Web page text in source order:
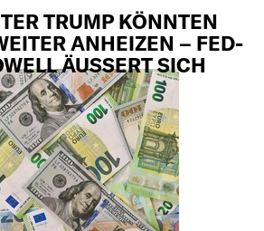
TRUMP KÖNNTEN
ANHEIZEN – FED-
ÄUSSERT SICH